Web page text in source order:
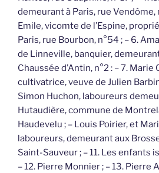
demeurant à Paris, rue Vendôme,
Emile, vicomte de l’Espine,
Paris, rue Bourbon, n°54 ; – 6.
de Linneville, banquier,
Chaussée d’Antin, n°2 : – 7. Marie
cultivatrice, veuve de Julien
Simon Huchon, laboureurs
Hutaudière, commune de
Haudevelu ; – Louis Poirier, et
laboureurs, demeurant aux
Saint-Sauveur ; – 11. Les enfants
– 12. Pierre Monnier ; – 13. Pierre